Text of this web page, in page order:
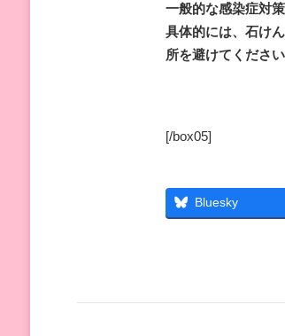
一般的な感染症対
具体的には、石け
所を避けてくださ
[/box05]
Bluesky